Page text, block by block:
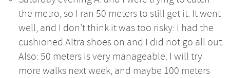
the metro, so I ran 50 meters to still get it. It went
well, and I don't think it was too risky: I had the
cushioned Altra shoes on and I did not go all out.
Also: 50 meters is very manageable. I will try
more walks next week, and maybe 100 meters